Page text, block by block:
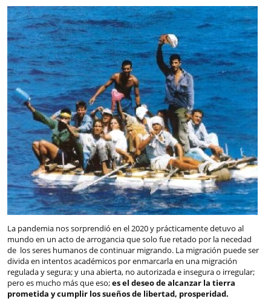
La pandemia nos sorprendió en el 2020 y prácticamente detuvo al
mundo en un acto de arrogancia que solo fue retado por la necedad
de los seres humanos de continuar migrando. La migración puede ser
divida en intentos académicos por enmarcarla en una migración
regulada y segura; y una abierta, no autorizada e insegura o irregular;
pero es mucho más que eso;es el deseo de alcanzar la tierra
prometida y cumplir los sueños de libertad, prosperidad.